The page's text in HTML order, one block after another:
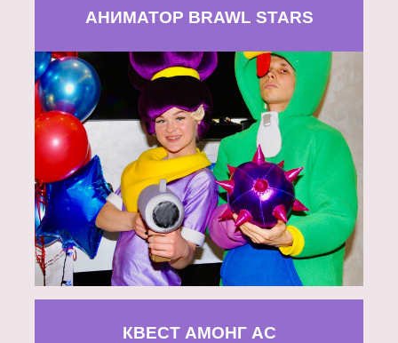
АНИМАТОР BRAWL STARS
КВЕСТ АМОНГ АС